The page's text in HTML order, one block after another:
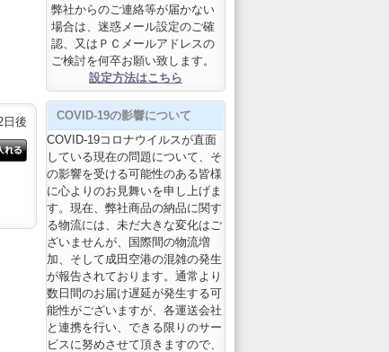
日後
弊社からのご連絡等が届かない
場合は、迷惑メール設定のご確
認、又はＰＣメールアドレスの
ご検討を何卒お願い致します。
設定方法はこちら
COVID-19の影響について
COVID-19コロナウイルスが直面
している現在の問題について、そ
の影響を受ける可能性のある皆様
に心よりのお見舞いを申し上げま
す。現在、弊社商品の納品に関す
る物流には、未だ大きな変化はご
ざいませんが、国際間の物流増
加、そして成田空港の混雑の発生
が報告されております。通常より
数日間のお届け遅延が発生する可
能性がございますが、各運送会社
と連携を行い、できる限りのサー
ビスに努めさせて頂きますので、